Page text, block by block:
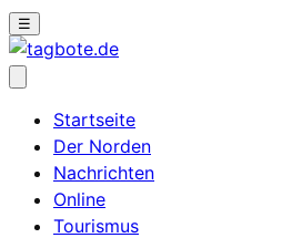
☰
Startseite
Der Norden
Nachrichten
Online
Tourismus